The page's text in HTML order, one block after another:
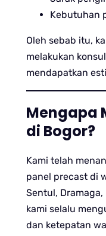
Kebutuhan
Oleh sebab itu,
melakukan
mendapatkan
Mengapa
di Bogor?
Kami telah
panel precast di
Sentul,
kami selalu
dan ketepatan